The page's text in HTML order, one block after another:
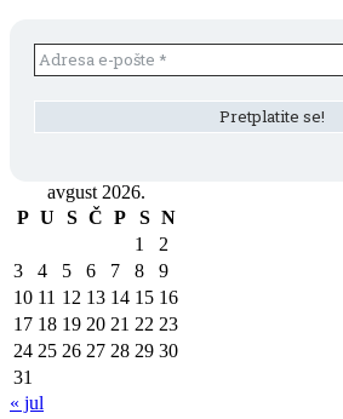
avgust 2026.
P U S Č P S N
1
2
3
4 5 6 7 8
9
10 11 12 13 14 15 16
17 18 19 20 21 22 23
24 25 26 27 28 29 30
31
« jul